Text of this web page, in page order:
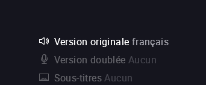
Version originale français
Version doublée Aucun
Sous-titres Aucun